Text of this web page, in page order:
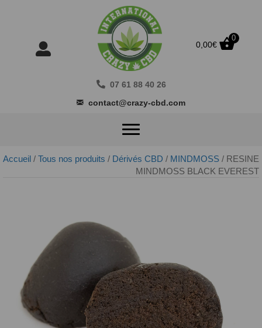
0,00€
0
07 61 88 40 26
contact@crazy-cbd.com
Accueil / Tous nos produits / Dérivés CBD / MINDMOSS / RESINE
MINDMOSS BLACK EVEREST